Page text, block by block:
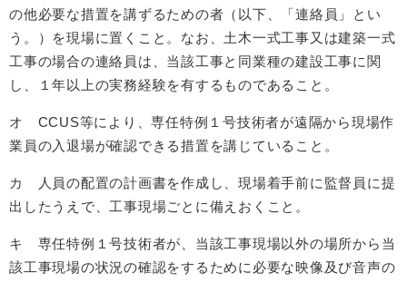
の他必要な措置を講ずるための者（以下、「連絡員」とい
う。）を現場に置くこと。なお、土木一式工事又は建築一式
工事の場合の連絡員は、当該工事と同業種の建設工事に関
し、１年以上の実務経験を有するものであること。
オ CCUS等により、専任特例１号技術者が遠隔から現場作
業員の入退場が確認できる措置を講じていること。
カ 人員の配置の計画書を作成し、現場着手前に監督員に提
出したうえで、工事現場ごとに備えおくこと。
キ 専任特例１号技術者が、当該工事現場以外の場所から当
該工事現場の状況の確認をするために必要な映像及び音声の